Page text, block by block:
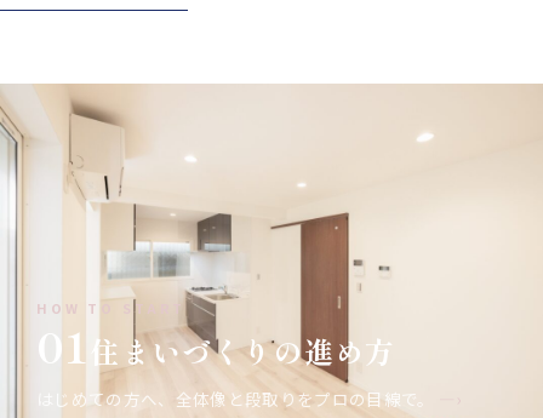
HOW TO START
01 住まいづくりの進め方
はじめての方へ、全体像と段取りをプロの目線で。 —›